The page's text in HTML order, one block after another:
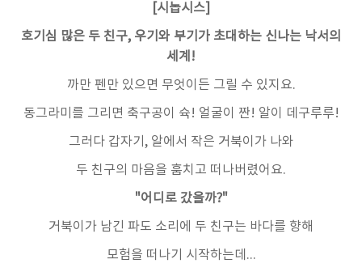
[시놉시스]
호기심 많은 두 친구, 우기와 부기가 초대하는 신나는 낙서의
세계!
까만 펜만 있으면 무엇이든 그릴 수 있지요.
동그라미를 그리면 축구공이 슉! 얼굴이 짠! 알이 데구루루!
그러다 갑자기, 알에서 작은 거북이가 나와
두 친구의 마음을 훔치고 떠나버렸어요.
"어디로 갔을까?"
거북이가 남긴 파도 소리에 두 친구는 바다를 향해
모험을 떠나기 시작하는데...